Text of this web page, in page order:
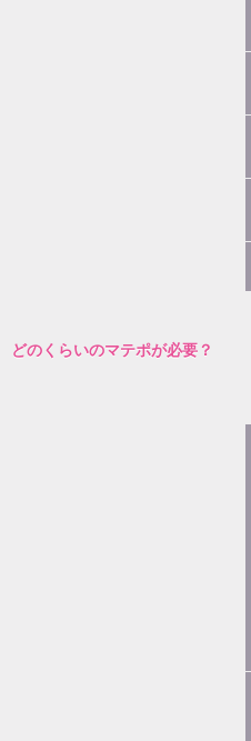
どのくらいのマテポが必要？